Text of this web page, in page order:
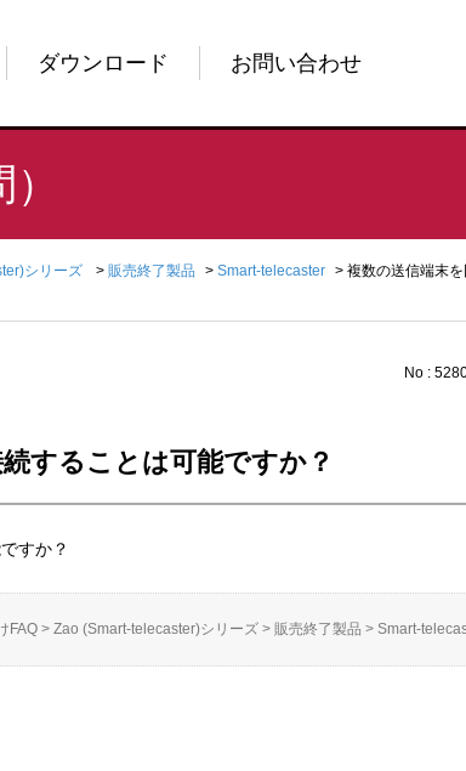
ダウンロード お問い合わせ
シリーズ > 販売終了製品 > Smart-telecaster > 複数の送信端末
No :
することは可能ですか？
すか？
FAQ > Zao (Smart-telecaster)シリーズ > 販売終了製品 > Smart-